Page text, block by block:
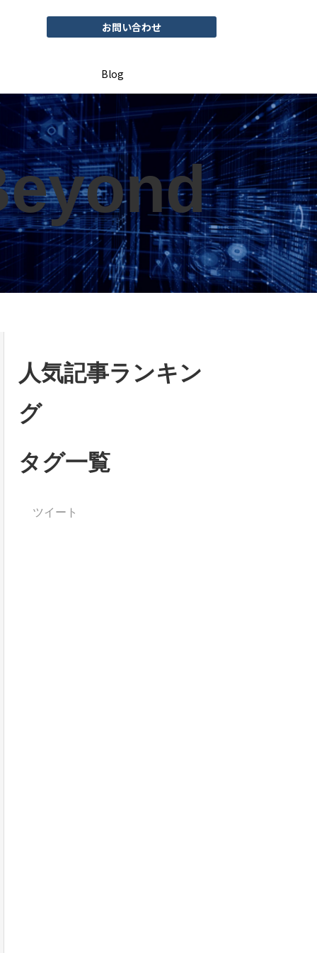
お問い合わせ
Blog
人気記事ランキン
グ
タグ一覧
ツイート